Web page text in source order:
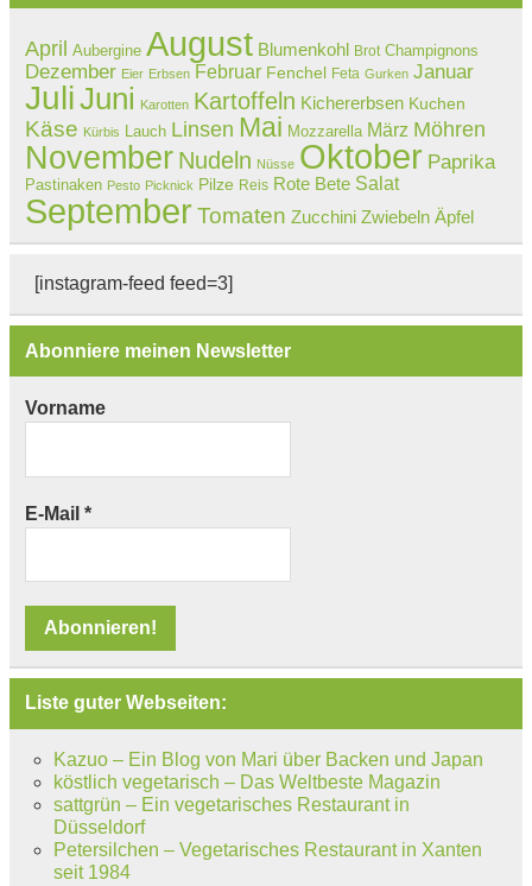
April Aubergine August Blumenkohl Brot Champignons
Dezember Eier Erbsen Februar Fenchel Feta Gurken Januar
JuliJuni Karotten Kartoffeln Kichererbsen Kuchen
Käse Kürbis Lauch Linsen Mai Mozzarella März Möhren
November Nudeln Nüsse Oktober Paprika
Pastinaken Pesto Picknick Pilze Reis Rote Bete Salat
September Tomaten Zucchini Zwiebeln Äpfel
[instagram-feed feed=3]
Abonniere meinen Newsletter
Vorname
E-Mail *
Liste guter Webseiten:
Kazuo – Ein Blog von Mari über Backen und Japan
köstlich vegetarisch – Das Weltbeste Magazin
sattgrün – Ein vegetarisches Restaurant in
Düsseldorf
Petersilchen – Vegetarisches Restaurant in Xanten
seit 1984